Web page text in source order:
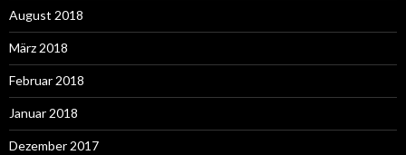
August 2018
März 2018
Februar 2018
Januar 2018
Dezember 2017